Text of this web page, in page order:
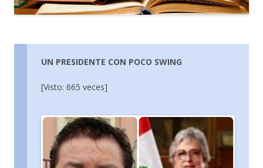
UN PRESIDENTE CON POCO SWING
[Visto: 665 veces]